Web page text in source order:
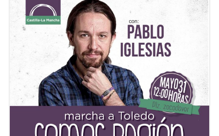
Contacto
Financiación
Participa con Podemos en Albacete